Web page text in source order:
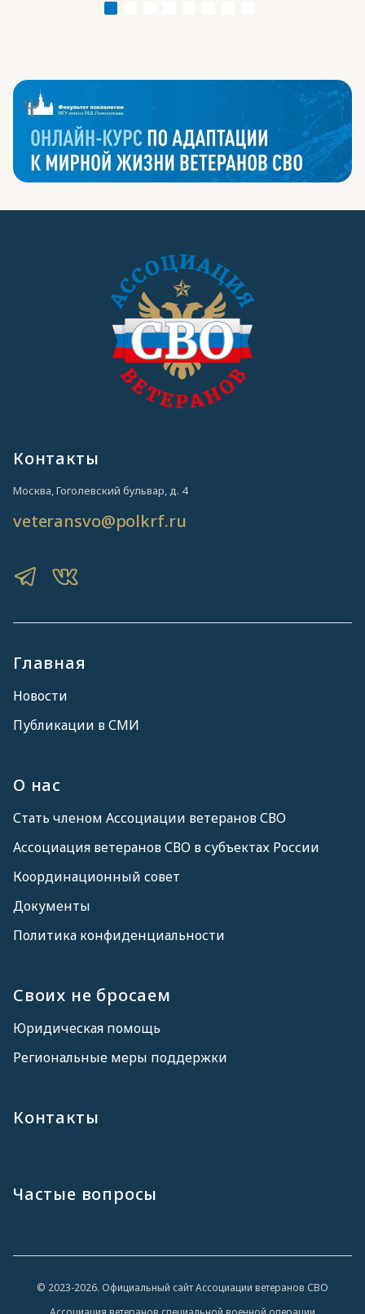
Главная
Новости
Публикации в СМИ
О нас
Стать членом Ассоциации ветеранов СВО
Ассоциация ветеранов СВО в субъектах России
Координационный совет
Документы
Политика конфиденциальности
Своих не бросаем
Юридическая помощь
Региональные меры поддержки
Контакты
Частые вопросы
Контакты
Москва, Гоголевский бульвар, д. 4
veteransvo@polkrf.ru
© 2023-2026. Официальный сайт Ассоциации ветеранов СВО